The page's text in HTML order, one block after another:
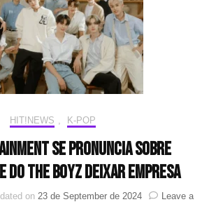
“導
火
線
(TRIGGER)”
HIT!NEWS K-POP
se pronuncia sobre
THE BOYZ deixar empresa
on 23 de September de 2024
Leave a